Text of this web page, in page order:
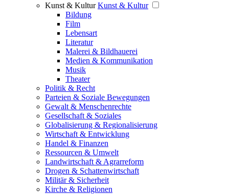
Kunst & Kultur Kunst & Kultur
Bildung
Film
Lebensart
Literatur
Malerei & Bildhauerei
Medien & Kommunikation
Musik
Theater
Politik & Recht
Parteien & Soziale Bewegungen
Gewalt & Menschenrechte
Gesellschaft & Soziales
Globalisierung & Regionalisierung
Wirtschaft & Entwicklung
Handel & Finanzen
Ressourcen & Umwelt
Landwirtschaft & Agrarreform
Drogen & Schattenwirtschaft
Militär & Sicherheit
Kirche & Religionen